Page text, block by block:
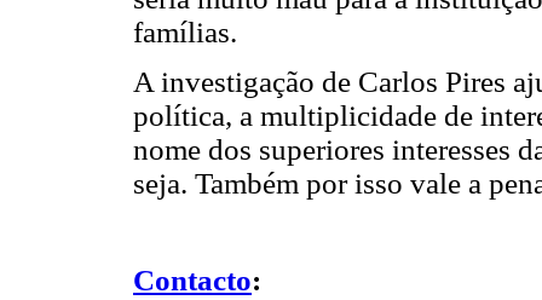
famílias.
A investigação de Carlos Pires
política, a multiplicidade de
nome dos superiores interesses
seja. Também por isso vale a
Contacto: